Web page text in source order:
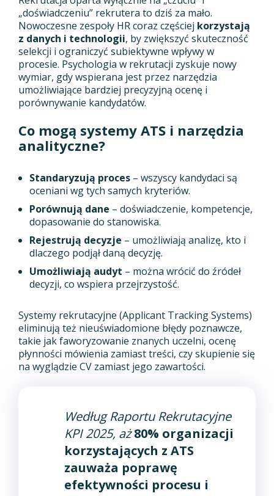
„doświadczeniu” rekrutera to dziś za mało.
Nowoczesne zespoły HR coraz częściej korzystają
z danych i technologii, by zwiększyć skuteczność
selekcji i ograniczyć subiektywne wpływy w
procesie. Psychologia w rekrutacji zyskuje nowy
wymiar, gdy wspierana jest przez narzędzia
umożliwiające bardziej precyzyjną ocenę i
porównywanie kandydatów.
Co mogą systemy ATS i narzędzia
analityczne?
Standaryzują proces– wszyscy kandydaci są
oceniani wg tych samych kryteriów.
Porównują dane – doświadczenie, kompetencje,
dopasowanie do stanowiska.
Rejestrują decyzje – umożliwiają analizę, kto i
dlaczego podjął daną decyzję.
Umożliwiają audyt – można wrócić do źródeł
decyzji, co wspiera przejrzystość.
Systemy rekrutacyjne (Applicant Tracking Systems)
eliminują też nieuświadomione błędy poznawcze,
takie jak faworyzowanie znanych uczelni, ocenę
płynności mówienia zamiast treści, czy skupienie się
na wyglądzie CV zamiast jego zawartości.
WedługRaportu Rekrutacyjne
KPI 2025, aż80% organizacji
korzystających z ATS
zauważa poprawę
efektywności procesu i